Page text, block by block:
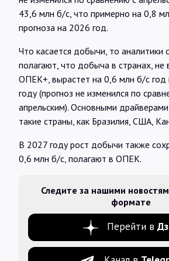
43,6 млн б/с, что примерно на 0,8
прогноза на 2026 год.
Что касается добычи, то аналитики
полагают, что добыча в странах, не
ОПЕК+, вырастет на 0,6 млн б/с год
году (прогноз не изменился по
апрельским). Основными
такие страны, как Бразилия, США,
В 2027 году рост добычи также
0,6 млн б/с, полагают в ОПЕК.
Следите за нашими
формате
Перейти в